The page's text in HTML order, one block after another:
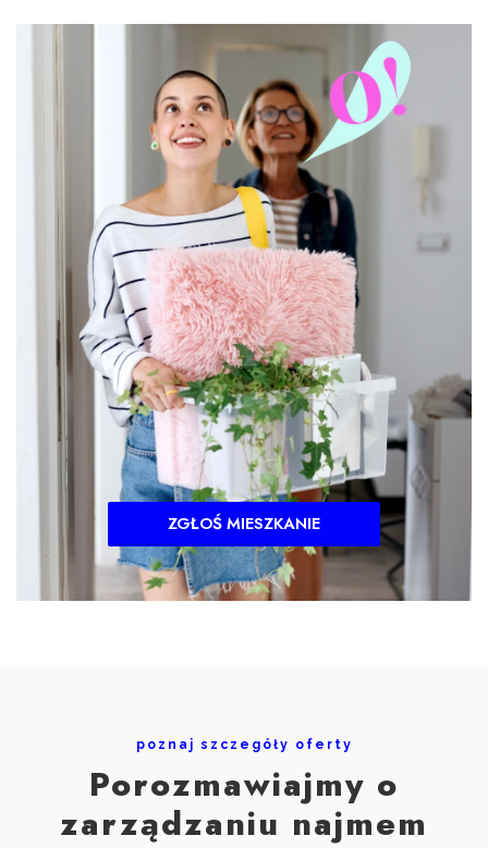
ZGŁOŚ MIESZKANIE
poznaj szczegóły oferty
Porozmawiajmy o
zarządzaniu najmem